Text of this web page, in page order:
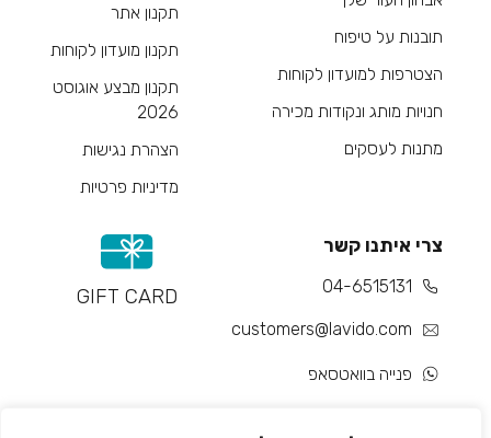
תובנות על טיפוח
הצטרפות למועדון לקוחות
חנויות מותג ונקודות מכירה
מתנות לעסקים
תקנון אתר
תקנון מועדון לקוחות
תקנון מבצע אוגוסט
2026
הצהרת נגישות
מדיניות פרטיות
צרי איתנו קשר
04-6515131
customers@lavido.com
פנייה בוואטסאפ
GIFT CARD